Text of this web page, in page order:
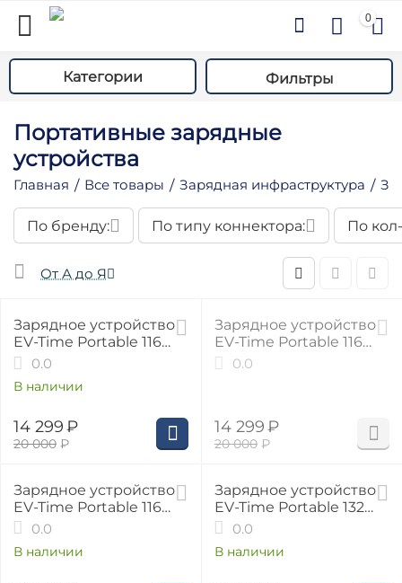
0
Категории Фильтры
Портативные зарядные
устройства
Главная / Все товары / Зарядная инфраструктура /
По бренду: По типу коннектора: По
От А до Я
Зарядное устройство
EV-Time Portable 116
GB/T, 1 фаза, 16А, 3.7 кВт
0.0
В наличии
20 000 ₽
14 299₽
Зарядное устройство
EV-Time Portable 116
Type 1, 1 фаза, 16А, 3.7
0.0
20 000 ₽
14 299₽
Зарядное устройство
EV-Time Portable 116
Type 2, 1 фаза, 16А, 3.7
0.0
В наличии
Зарядное устройство
EV-Time Portable 132
GB/T, 1 фаза, 32А, 7.4 кВт
0.0
В наличии